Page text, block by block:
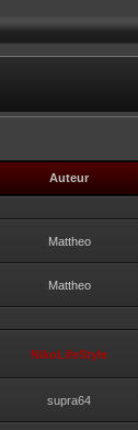
Auteur
Mattheo
Mattheo
NikoLifeStyle
supra64